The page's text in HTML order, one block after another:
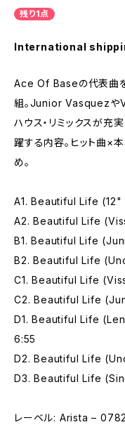
残り1点
International
Ace Of Baseの代表曲
組。Junior Vasquezや
ハウス・リミックスが充
躍する内容。ヒット曲×
め。
A1. Beautiful Life
A2. Beautiful Life
B1. Beautiful Life
B2. Beautiful Life
C1. Beautiful Life
C2. Beautiful Life
D1. Beautiful Life
6:55
D2. Beautiful Life
D3. Beautiful Life
レーベル: Arista –